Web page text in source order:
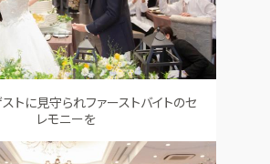
トに見守られファーストバイトのセ
レモニーを